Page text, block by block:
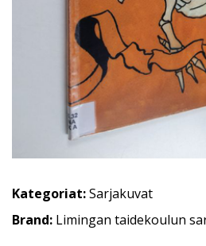
Kategoriat:Sarjakuvat
Brand: Limingan taidekoulun